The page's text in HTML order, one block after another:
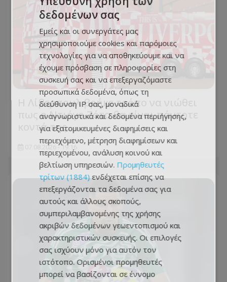
Η Λίβερπουλ βρήκε τρόπο να νιώθει
πως ο Ντιόγο Ζότα θα είναι πάντοτε
κοντά της...
07.08.2026 - 19:16
δεδομένων σας
Εμείς και οι συνεργάτες μας
χρησιμοποιούμε cookies και παρόμοιες
τεχνολογίες για να αποθηκεύουμε και να
έχουμε πρόσβαση σε πληροφορίες στη
συσκευή σας και να επεξεργαζόμαστε
προσωπικά δεδομένα, όπως τη
διεύθυνση IP σας, μοναδικά
αναγνωριστικά και δεδομένα περιήγησης,
για εξατομικευμένες διαφημίσεις και
περιεχόμενο, μέτρηση διαφημίσεων και
περιεχομένου, ανάλυση κοινού και
βελτίωση υπηρεσιών. Προμηθευτές
τρίτων (1884) ενδέχεται επίσης να
επεξεργάζονται τα δεδομένα σας για
αυτούς και άλλους σκοπούς,
συμπεριλαμβανομένης της χρήσης
ακριβών δεδομένων γεωεντοπισμού και
χαρακτηριστικών συσκευής. Οι επιλογές
σας ισχύουν μόνο για αυτόν τον
ιστότοπο. Ορισμένοι προμηθευτές
μπορεί να βασίζονται σε έννομο